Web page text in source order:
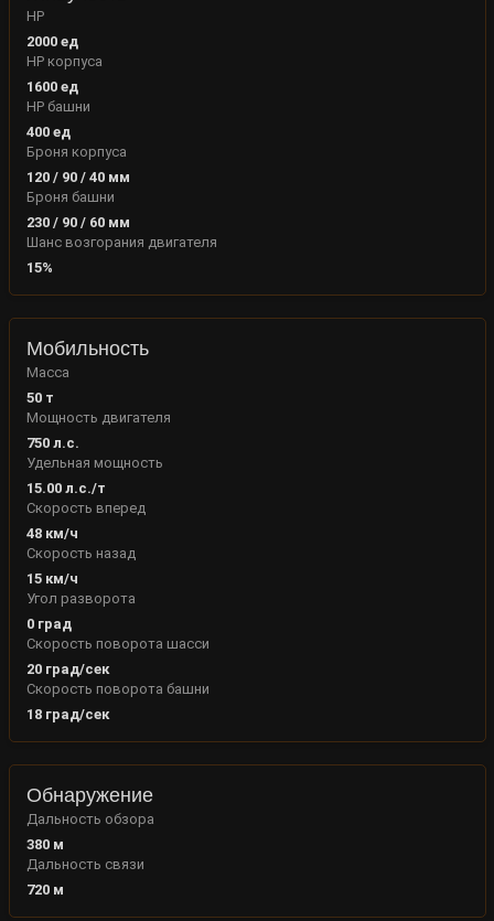
HP
2000ед
HP корпуса
1600ед
HP башни
400ед
Броня корпуса
120/ 90/ 40мм
Броня башни
230 / 90 / 60 мм
Шанс возгорания двигателя
15%
Мобильность
Масса
50т
Мощность двигателя
750л.с.
Удельная мощность
15.00л.с./т
Скорость вперед
48км/ч
Скорость назад
15км/ч
Угол разворота
0град
Скорость поворота шасси
20град/сек
Скорость поворота башни
18град/сек
Обнаружение
Дальность обзора
380м
Дальность связи
720м